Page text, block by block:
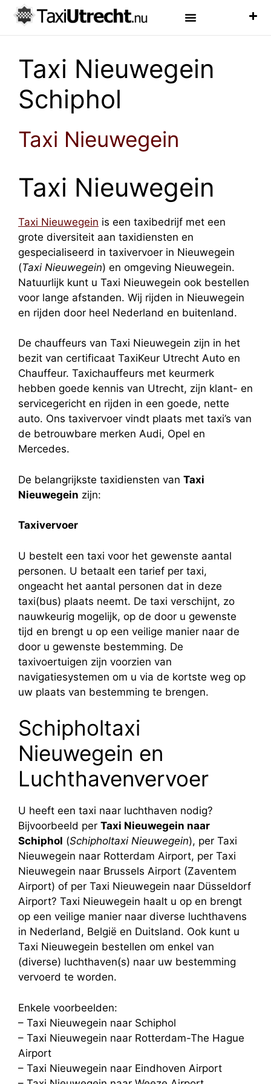
Taxi Nieuwegein
Schiphol
Taxi Nieuwegein
Taxi Nieuwegein
Taxi Nieuwegein is een taxibedrijf met een
grote diversiteit aan taxidiensten en
gespecialiseerd in taxivervoer in Nieuwegein
(Taxi Nieuwegein) en omgeving Nieuwegein.
Natuurlijk kunt u Taxi Nieuwegein ook bestellen
voor lange afstanden. Wij rijden in Nieuwegein
en rijden door heel Nederland en buitenland.
De chauffeurs van Taxi Nieuwegein zijn in het
bezit van certificaat TaxiKeur Utrecht Auto en
Chauffeur. Taxichauffeurs met keurmerk
hebben goede kennis van Utrecht, zijn klant- en
servicegericht en rijden in een goede, nette
auto. Ons taxivervoer vindt plaats met taxi’s van
de betrouwbare merken Audi, Opel en
Mercedes.
De belangrijkste taxidiensten van Taxi
Nieuwegein zijn:
Taxivervoer
U bestelt een taxi voor het gewenste aantal
personen. U betaalt een tarief per taxi,
ongeacht het aantal personen dat in deze
taxi(bus) plaats neemt. De taxi verschijnt, zo
nauwkeurig mogelijk, op de door u gewenste
tijd en brengt u op een veilige manier naar de
door u gewenste bestemming. De
taxivoertuigen zijn voorzien van
navigatiesystemen om u via de kortste weg op
uw plaats van bestemming te brengen.
Schipholtaxi
Nieuwegein en
Luchthavenvervoer
U heeft een taxi naar luchthaven nodig?
Bijvoorbeeld per Taxi Nieuwegein naar
Schiphol (Schipholtaxi Nieuwegein), per Taxi
Nieuwegein naar Rotterdam Airport, per Taxi
Nieuwegein naar Brussels Airport (Zaventem
Airport) of per Taxi Nieuwegein naar Düsseldorf
Airport? Taxi Nieuwegein haalt u op en brengt
op een veilige manier naar diverse luchthavens
in Nederland, België en Duitsland. Ook kunt u
Taxi Nieuwegein bestellen om enkel van
(diverse) luchthaven(s) naar uw bestemming
vervoerd te worden.
Enkele voorbeelden:
– Taxi Nieuwegein naar Schiphol
– Taxi Nieuwegein naar Rotterdam-The Hague
Airport
– Taxi Nieuwegein naar Eindhoven Airport